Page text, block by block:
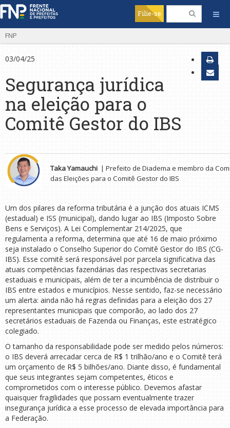
Filie-se
FNP
03/04/25
Segurança jurídica
na eleição para o
Comitê Gestor do IBS
Taka Yamauchi | Prefeito de Diadema e membro da
das Eleições para o Comitê Gestor do IBS
Um dos pilares da reforma tributária é a junção dos atuais ICMS
(estadual) e ISS (municipal), dando lugar ao IBS (Imposto Sobre
Bens e Serviços). A Lei Complementar 214/2025, que
regulamenta a reforma, determina que até 16 de maio próximo
seja instalado o Conselho Superior do Comitê Gestor do IBS (CG-
IBS). Esse comitê será responsável por parcela significativa das
atuais competências fazendárias das respectivas secretarias
estaduais e municipais, além de ter a incumbência de distribuir o
IBS entre estados e municípios. Nesse sentido, faz-se necessário
um alerta: ainda não há regras definidas para a eleição dos 27
representantes municipais que comporão, ao lado dos 27
secretários estaduais de Fazenda ou Finanças, este estratégico
colegiado.
O tamanho da responsabilidade pode ser medido pelos números:
o IBS deverá arrecadar cerca de R$ 1 trilhão/ano e o Comitê terá
um orçamento de R$ 5 bilhões/ano. Diante disso, é fundamental
que seus integrantes sejam competentes, éticos e
comprometidos com o interesse público. Devemos afastar
quaisquer fragilidades que possam eventualmente trazer
insegurança jurídica a esse processo de elevada importância para
a Federação.